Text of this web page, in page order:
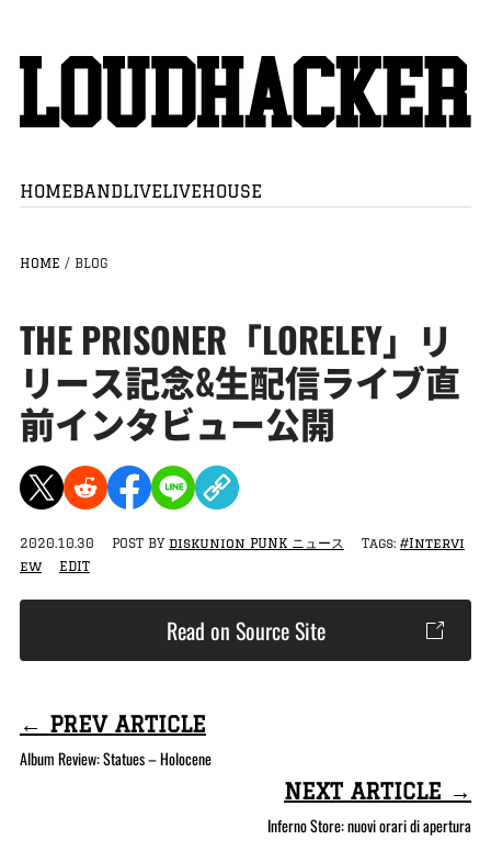
HOMEBANDLIVELIVEHOUSE
HOME / BLOG
THE PRISONER「LORELEY」リ
リース記念&生配信ライブ直
前インタビュー公開
2020.10.30 POST BY diskunion PUNK ニュース Tags: #Intervi
ew
EDIT
Read on Source Site
← PREV ARTICLE
Album Review: Statues – Holocene
NEXT ARTICLE →
Inferno Store: nuovi orari di apertura